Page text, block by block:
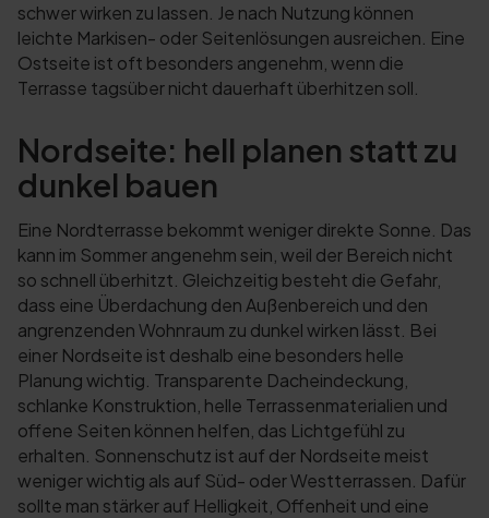
schwer wirken zu lassen. Je nach Nutzung können
leichte Markisen- oder Seitenlösungen ausreichen. Eine
Ostseite ist oft besonders angenehm, wenn die
Terrasse tagsüber nicht dauerhaft überhitzen soll.
Nordseite: hell planen statt zu
dunkel bauen
Eine Nordterrasse bekommt weniger direkte Sonne. Das
kann im Sommer angenehm sein, weil der Bereich nicht
so schnell überhitzt. Gleichzeitig besteht die Gefahr,
dass eine Überdachung den Außenbereich und den
angrenzenden Wohnraum zu dunkel wirken lässt. Bei
einer Nordseite ist deshalb eine besonders helle
Planung wichtig. Transparente Dacheindeckung,
schlanke Konstruktion, helle Terrassenmaterialien und
offene Seiten können helfen, das Lichtgefühl zu
erhalten. Sonnenschutz ist auf der Nordseite meist
weniger wichtig als auf Süd- oder Westterrassen. Dafür
sollte man stärker auf Helligkeit, Offenheit und eine